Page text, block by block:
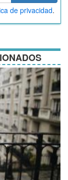
de privacidad.